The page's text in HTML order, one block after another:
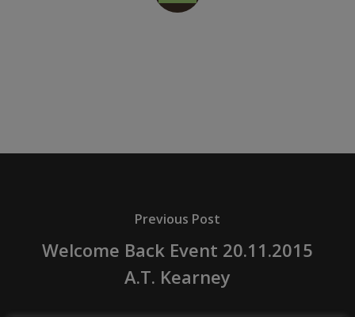
Previous Post
Welcome Back Event 20.11.2015
A.T. Kearney